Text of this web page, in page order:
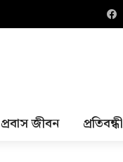
প্রবাস জীবন প্রতিবন্ধী